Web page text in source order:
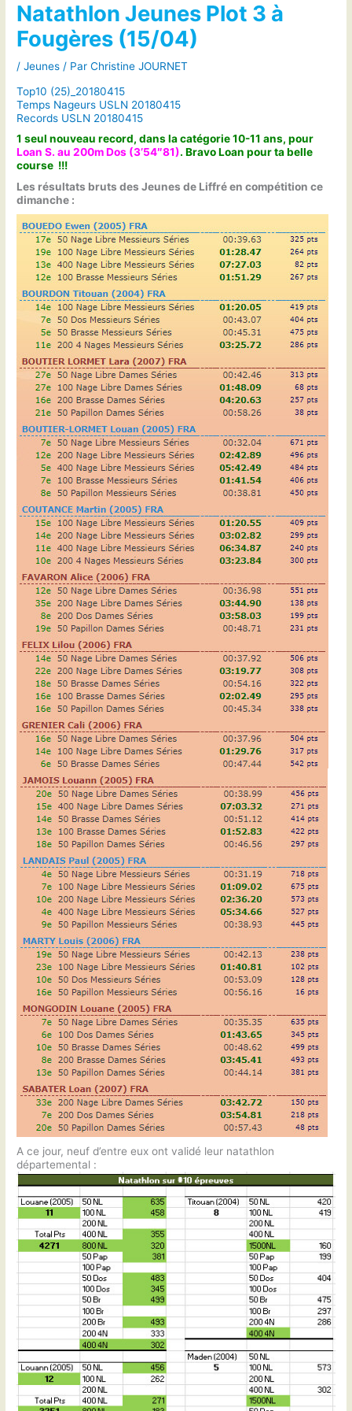
Natathlon Jeunes Plot 3 à
Fougères (15/04)
/Jeunes / ParChristine JOURNET
Top10 (25)_20180415
Temps Nageurs USLN 20180415
Records USLN 20180415
1 seul nouveau record, dans la catégorie 10-11 ans, pour
Loan S. au 200m Dos (3’54″81). Bravo Loan pour ta belle
course !!!
Les résultats bruts des Jeunes de Liffré en compétition ce
dimanche :
A ce jour, neuf d’entre eux ont validé leur natathlon
départemental :